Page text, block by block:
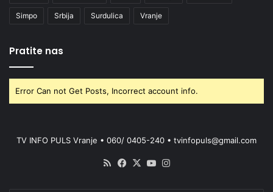
Simpo Srbija Surdulica Vranje
Pratite nas
Error Can not Get Posts, Incorrect account info.
TV INFO PULS Vranje • 060/ 0405-240 • tvinfopuls@gmail.com
RSS Facebook
X YouTube